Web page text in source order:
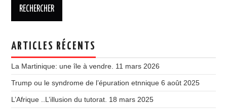
ARTICLES RÉCENTS
La Martinique: une île à vendre. 11 mars 2026
Trump ou le syndrome de l’épuration etnnique 6 août 2025
L’Afrique ..L’illusion du tutorat. 18 mars 2025